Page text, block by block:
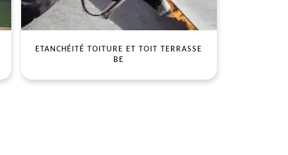
ETANCHÉITÉ TOITURE ET TOIT TERRASSE
BE